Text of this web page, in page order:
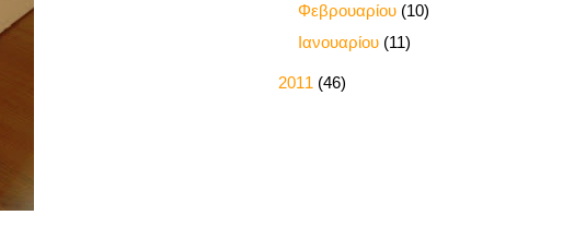
Φεβρουαρίου (10)
Ιανουαρίου (11)
2011 (46)